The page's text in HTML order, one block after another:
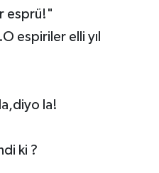
esprü!"
espiriler elli yıl
la!
ki ?